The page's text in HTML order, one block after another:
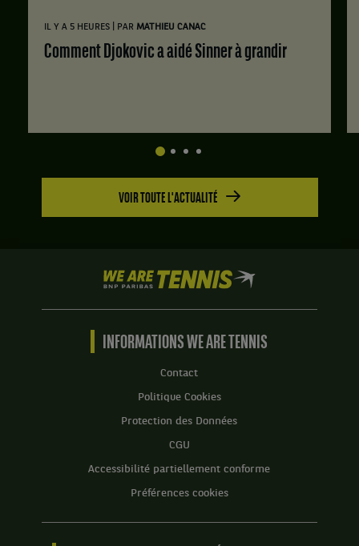
IL Y A 5 HEURES PAR MATHIEU CANAC
Comment Djokovic a aidé Sinner à grandir
VOIR TOUTE L'ACTUALITÉ
We
are
Tennis
BNP
Accueil
INFORMATIONS WE ARE TENNIS
Contact
Politique Cookies
Protection des Données
CGU
Accessibilité partiellement conforme
Préférences cookies